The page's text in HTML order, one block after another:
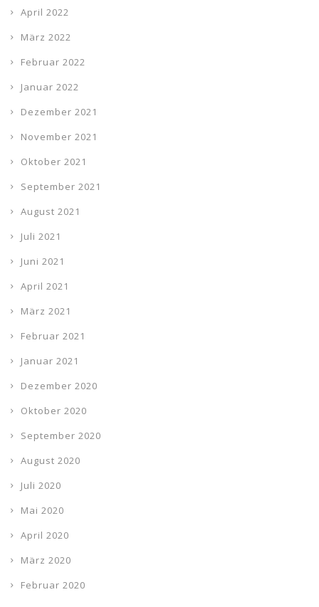
April 2022
März 2022
Februar 2022
Januar 2022
Dezember 2021
November 2021
Oktober 2021
September 2021
August 2021
Juli 2021
Juni 2021
April 2021
März 2021
Februar 2021
Januar 2021
Dezember 2020
Oktober 2020
September 2020
August 2020
Juli 2020
Mai 2020
April 2020
März 2020
Februar 2020